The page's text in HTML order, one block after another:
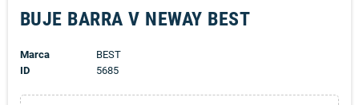
BUJE BARRA V NEWAY BEST
Marca
BEST
ID
5685